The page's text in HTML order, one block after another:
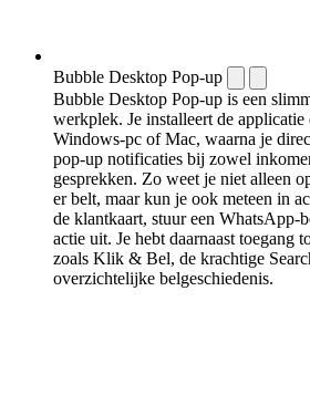
Bubble Desktop Pop-up
Bubble Desktop Pop-up is een
werkplek. Je installeert de
Windows-pc of Mac, waarna je
pop-up notificaties bij zowel
gesprekken. Zo weet je niet alleen
er belt, maar kun je ook meteen in
de klantkaart, stuur een WhatsApp-
actie uit. Je hebt daarnaast toegang
zoals Klik & Bel, de krachtige
overzichtelijke belgeschiedenis.